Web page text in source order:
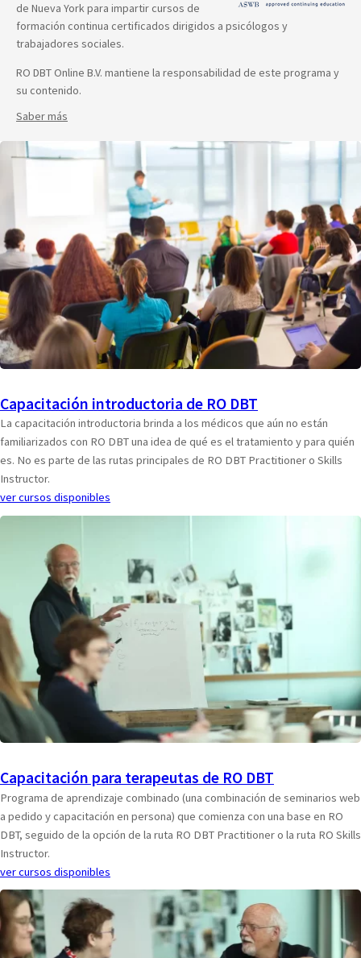
de Nueva York para impartir cursos de
formación continua certificados dirigidos a psicólogos y
trabajadores sociales.
RO DBT Online B.V. mantiene la responsabilidad de este programa y
su contenido.
Saber más
Capacitación introductoria de RO DBT
La capacitación introductoria brinda a los médicos que aún no están
familiarizados con RO DBT una idea de qué es el tratamiento y para quién
es. No es parte de las rutas principales de RO DBT Practitioner o Skills
Instructor.
ver cursos disponibles
Capacitación para terapeutas de RO DBT
Programa de aprendizaje combinado (una combinación de seminarios web
a pedido y capacitación en persona) que comienza con una base en RO
DBT, seguido de la opción de la ruta RO DBT Practitioner o la ruta RO Skills
Instructor.
ver cursos disponibles